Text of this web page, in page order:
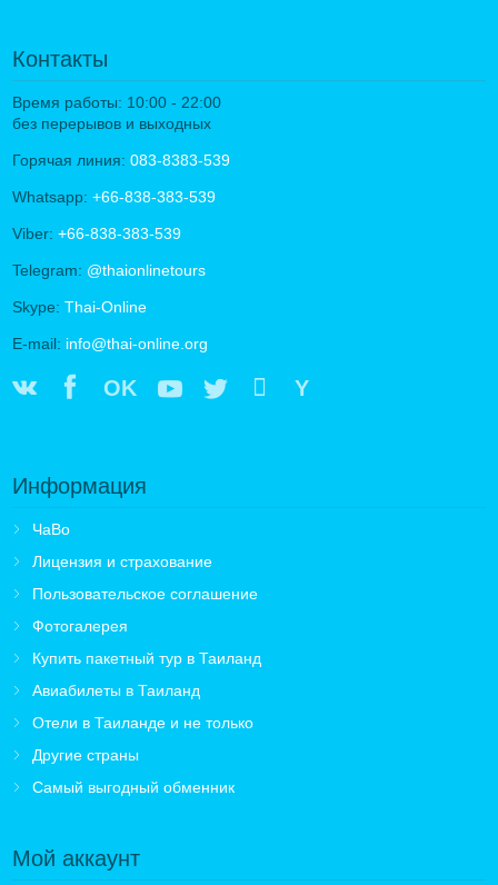
Контакты
Время работы: 10:00 - 22:00
без перерывов и выходных
Горячая линия: 083-8383-539
Whatsapp: +66-838-383-539
Viber: +66-838-383-539
Telegram: @thaionlinetours
Skype: Thai-Online
E-mail: info@thai-online.org
OK Y
Информация
ЧаВо
Лицензия и страхование
Пользовательское соглашение
Фотогалерея
Купить пакетный тур в Таиланд
Авиабилеты в Таиланд
Отели в Таиланде и не только
Другие страны
Самый выгодный обменник
Мой аккаунт